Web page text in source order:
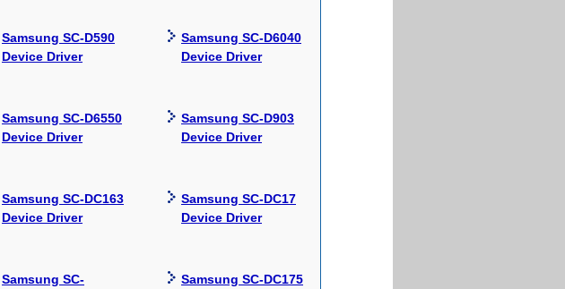
Samsung SC-D590
Device Driver
Samsung SC-D6040
Device Driver
Samsung SC-D6550
Device Driver
Samsung SC-D903
Device Driver
Samsung SC-DC163
Device Driver
Samsung SC-DC17
Device Driver
Samsung SC-
Samsung SC-DC175